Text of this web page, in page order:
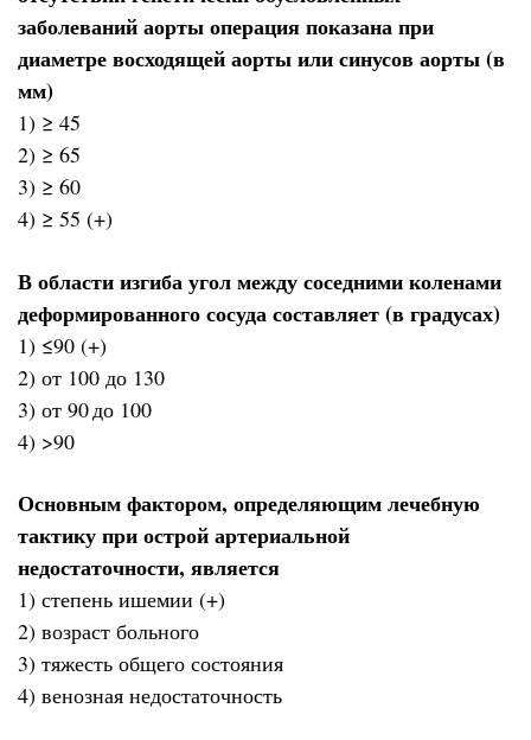
заболеваний аорты операция показана при
диаметре восходящей аорты или синусов аорты (в
мм)
1) ≥ 45
2) ≥ 65
3) ≥ 60
4) ≥ 55 (+)
В области изгиба угол между соседними коленами
деформированного сосуда составляет (в градусах)
1) ≤90 (+)
2) от 100 до 130
3) от 90до 100
4) >90
Основным фактором, определяющим лечебную
тактику при острой артериальной
недостаточности, является
1) степень ишемии (+)
2) возраст больного
3) тяжесть общего состояния
4) венозная недостаточность